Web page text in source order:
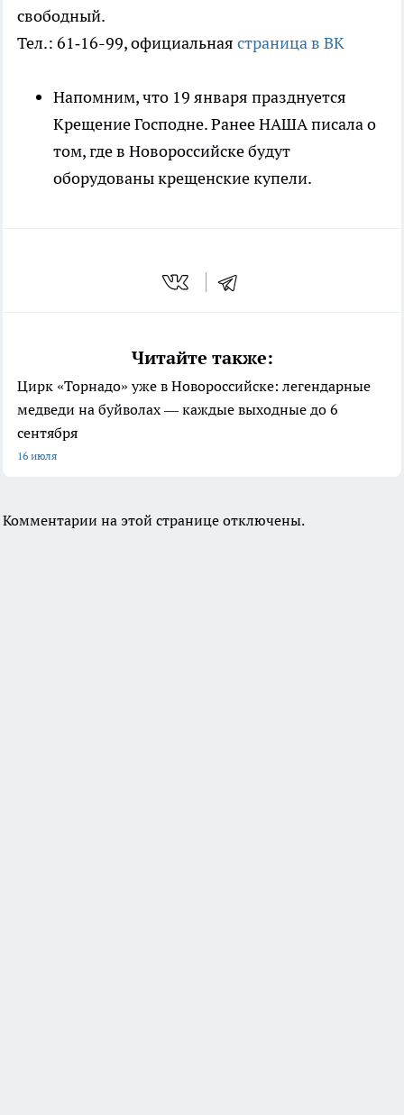
свободный.
Тел.: 61‑16-99, официальная страница в ВК
Напомним, что 19 января празднуется
Крещение Господне. Ранее НАША писала о
том, где в Новороссийске будут
оборудованы крещенские купели.
Читайте также:
Цирк «Торнадо» уже в Новороссийске: легендарные
медведи на буйволах — каждые выходные до 6
сентября
16 июля
Комментарии на этой странице отключены.